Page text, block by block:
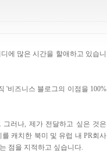
에 많은 시간을 할애하고 있습니
'비즈니스 블로그의 이점을 100%
러나, 제가 전달하고 싶은 것은
캐치한 북미 및 유럽 내 PR회사
점을 지적하고 싶습니다.